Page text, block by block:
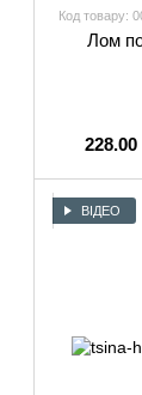
Код товару:
Лом
ВІДЕО